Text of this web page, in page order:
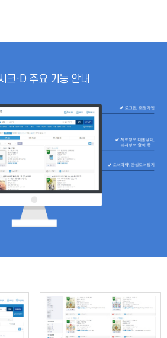
크·D 주요 기능 안내